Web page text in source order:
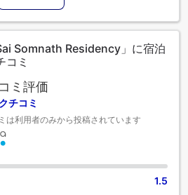
限にお楽しみいただけます。健康
設内は全面禁煙です。 喫煙は、当
Sai Somnath Residencyの客室は、
客様に提供するために、心を込め
す。 エアコンやリネンサービスを
お過ごしいただけます。一部の客
ング、日刊紙、テレビなどのエン
みいただけます。 バスルームのア
を高める重要性を理解している当
にバスローブ、タオル、ヘアドラ
。
Somnath Residency」に宿泊
コミ
ミ評価
チコミ
は利用者のみから投稿されています
1.5